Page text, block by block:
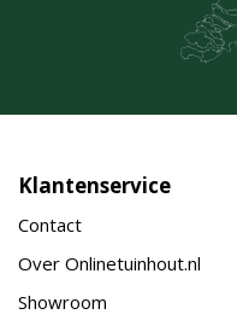
Klantenservice
Contact
Over Onlinetuinhout.nl
Showroom